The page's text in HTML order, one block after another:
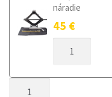
náradie
45 €
DOJAZDOVÉ
RENAULT